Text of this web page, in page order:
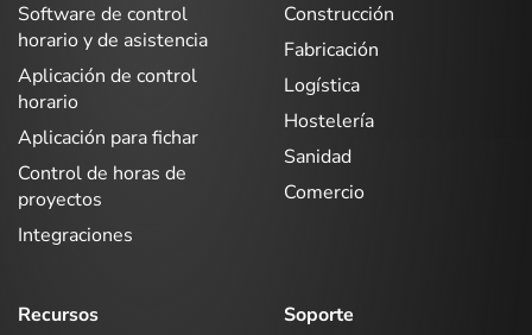
Software de control
horario y de asistencia
Aplicación de control
horario
Aplicación para fichar
Control de horas de
proyectos
Integraciones
Construcción
Fabricación
Logística
Hostelería
Sanidad
Comercio
Recursos
Soporte